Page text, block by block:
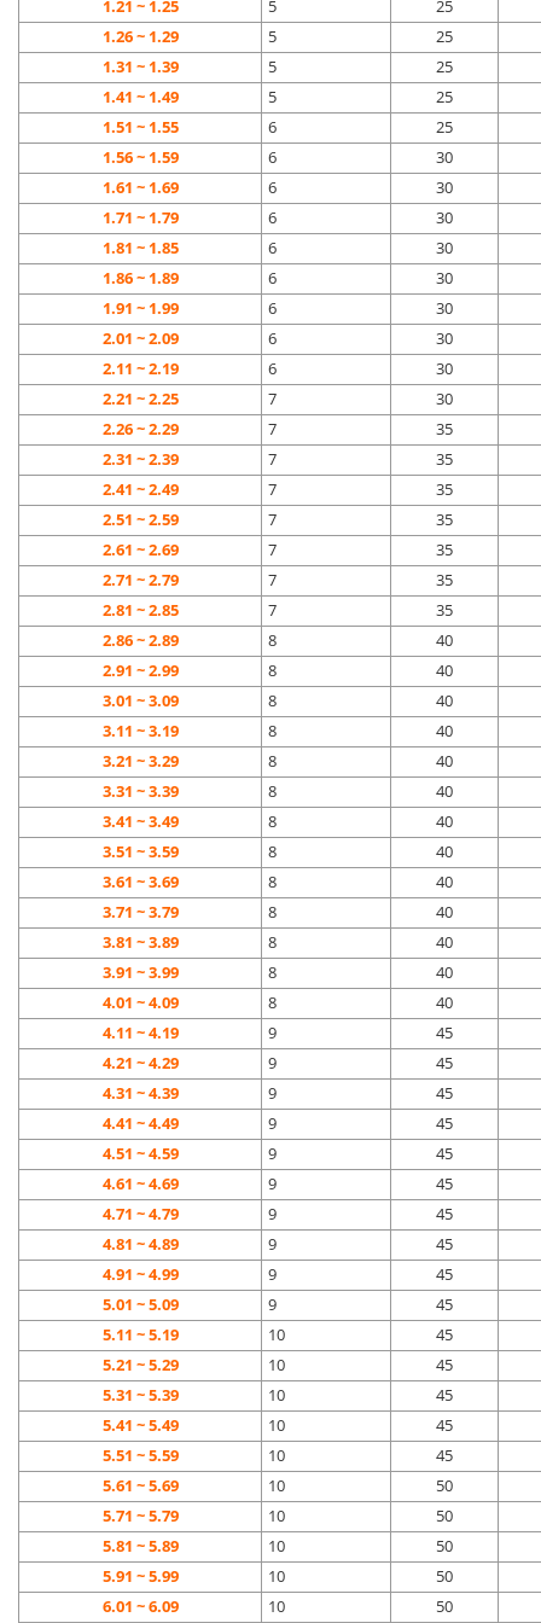
1.21 ~ 1.25 5
25
1.26 ~ 1.29
5
25
1.31 ~ 1.39
5
25
1.41 ~ 1.49
5
25
1.51 ~ 1.55
6
25
1.56 ~ 1.59
6
30
1.61 ~ 1.69
6
30
1.71 ~ 1.79
6
30
1.81 ~ 1.85
6
30
1.86 ~ 1.89
6
30
1.91 ~ 1.99
6
30
2.01 ~ 2.09
6
30
2.11 ~ 2.19
6
30
2.21 ~ 2.25
7
30
2.26 ~ 2.29
7
35
2.31 ~ 2.39
7
35
2.41 ~ 2.49
7
35
2.51 ~ 2.59
7
35
2.61 ~ 2.69
7
35
2.71 ~ 2.79
7
35
2.81 ~ 2.85
7
35
2.86 ~ 2.89
8
40
2.91 ~ 2.99
8
40
3.01 ~ 3.09
8
40
3.11 ~ 3.19
8
40
3.21 ~ 3.29
8
40
3.31 ~ 3.39
8
40
3.41 ~ 3.49
8
40
3.51 ~ 3.59
8
40
3.61 ~ 3.69
8
40
3.71 ~ 3.79
8
40
3.81 ~ 3.89
8
40
3.91 ~ 3.99
8
40
4.01 ~ 4.09
8
40
4.11 ~ 4.19
9
45
4.21 ~ 4.29
9
45
4.31 ~ 4.39
9
45
4.41 ~ 4.49
9
45
4.51 ~ 4.59
9
45
4.61 ~ 4.69
9
45
4.71 ~ 4.79
9
45
4.81 ~ 4.89
9
45
4.91 ~ 4.99
9
45
5.01 ~ 5.09
9
45
5.11 ~ 5.19
10
45
5.21 ~ 5.29
10
45
5.31 ~ 5.39
10
45
5.41 ~ 5.49
10
45
5.51 ~ 5.59
10
45
5.61 ~ 5.69
10
50
5.71 ~ 5.79
10
50
5.81 ~ 5.89
10
50
5.91 ~ 5.99
10
50
6.01 ~ 6.09
10
50